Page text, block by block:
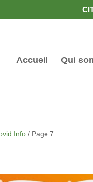
Accueil Qui
Info / Page 7